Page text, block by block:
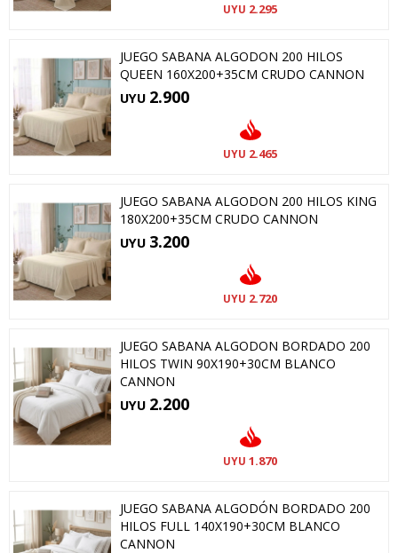
UYU 2.295
JUEGO SABANA ALGODON 200 HILOS
QUEEN 160X200+35CM CRUDO CANNON
UYU 2.900
UYU 2.465
JUEGO SABANA ALGODON 200 HILOS KING
180X200+35CM CRUDO CANNON
UYU 3.200
UYU 2.720
JUEGO SABANA ALGODON BORDADO 200
HILOS TWIN 90X190+30CM BLANCO
CANNON
UYU 2.200
UYU 1.870
JUEGO SABANA ALGODÓN BORDADO 200
HILOS FULL 140X190+30CM BLANCO
CANNON